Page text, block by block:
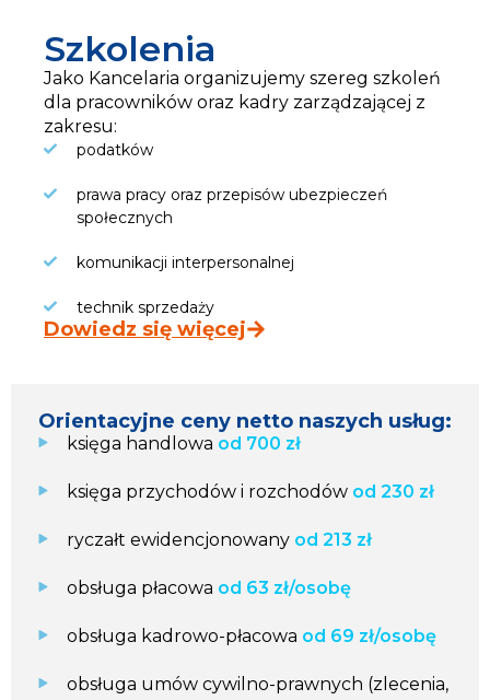
Orientacyjne ceny netto naszych usług:
księga handlowa od 700 zł
księga przychodów i rozchodów od 230 zł
ryczałt ewidencjonowany od 213 zł
obsługa płacowa od 63 zł/osobę
obsługa kadrowo-płacowa od 69 zł/osobę
obsługa umów cywilno-prawnych (zlecenia,
Szkolenia
Jako Kancelaria organizujemy szereg szkoleń
dla pracowników oraz kadry zarządzającej z
zakresu:
podatków
prawa pracy oraz przepisów ubezpieczeń
społecznych
komunikacji interpersonalnej
technik sprzedaży
Dowiedz się więcej